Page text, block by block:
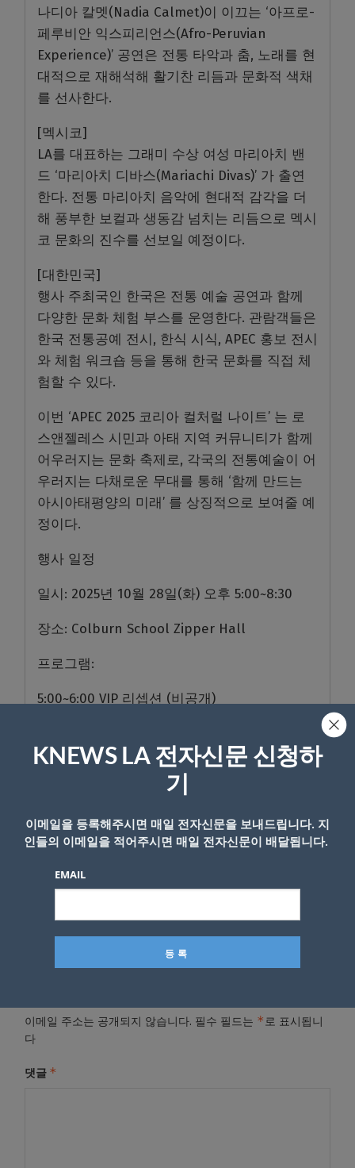
나디아 칼멧(Nadia Calmet)이 이끄는 ‘아프로-
페루비안 익스피리언스(Afro-Peruvian
Experience)’ 공연은 전통 타악과 춤, 노래를 현
대적으로 재해석해 활기찬 리듬과 문화적 색채
를 선사한다.
[멕시코]
LA를 대표하는 그래미 수상 여성 마리아치 밴
드 ‘마리아치 디바스(Mariachi Divas)’ 가 출연
한다. 전통 마리아치 음악에 현대적 감각을 더
해 풍부한 보컬과 생동감 넘치는 리듬으로 멕시
코 문화의 진수를 선보일 예정이다.
[대한민국]
행사 주최국인 한국은 전통 예술 공연과 함께
다양한 문화 체험 부스를 운영한다. 관람객들은
한국 전통공예 전시, 한식 시식, APEC 홍보 전시
와 체험 워크숍 등을 통해 한국 문화를 직접 체
험할 수 있다.
이번 ‘APEC 2025 코리아 컬처럴 나이트’ 는 로
스앤젤레스 시민과 아태 지역 커뮤니티가 함께
어우러지는 문화 축제로, 각국의 전통예술이 어
우러지는 다채로운 무대를 통해 ‘함께 만드는
아시아태평양의 미래’ 를 상징적으로 보여줄 예
정이다.
행사 일정
일시: 2025년 10월 28일(화) 오후 5:00~8:30
장소: Colburn School Zipper Hall
프로그램:
5:00~6:00 VIP 리셉션 (비공개)
7:00~8:30 각국 전통공연
이메일 주소는 공개되지 않습니다. 필수 필드는 *로 표시됩니
다
댓글 *
KNEWS LA 전자신문 신청하
기
이메일을 등록해주시면 매일 전자신문을 보내드립니다. 지
인들의 이메일을 적어주시면 매일 전자신문이 배달됩니다.
EMAIL